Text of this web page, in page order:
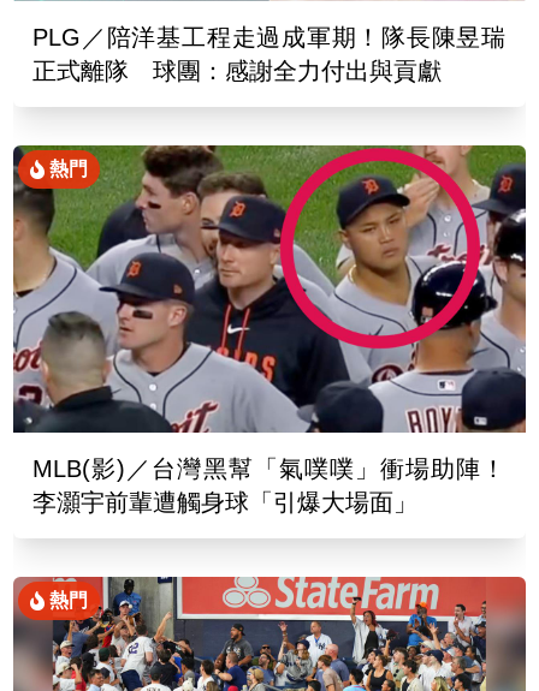
PLG／陪洋基工程走過成軍期！隊長陳昱瑞
正式離隊 球團：感謝全力付出與貢獻
熱門
MLB(影)／台灣黑幫「氣噗噗」衝場助陣！
李灝宇前輩遭觸身球「引爆大場面」
熱門